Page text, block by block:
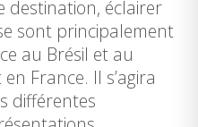
destination, éclairer
sont principalement
au Brésil et au
France. Il s’agira
différentes